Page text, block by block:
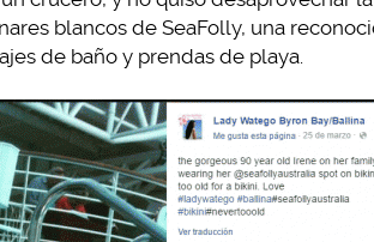
blancos de SeaFolly, una
de baño y prendas de playa.